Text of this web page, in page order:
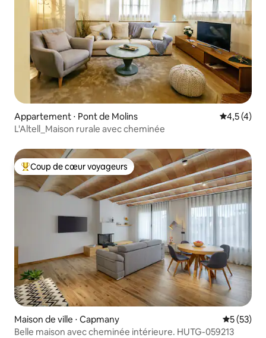
Appartement ⋅ Pont de Molins Évaluation
4,5 (4)
L'Altell_Maison rurale avec cheminée
Coups de cœur voyageurs les plus appréciés
Coup de cœur voyageurs
Maison de ville ⋅ Capmany
5 (53)
Belle maison avec cheminée intérieure. HUTG-059213